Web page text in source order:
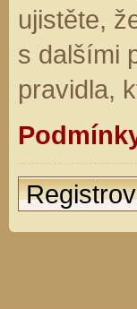
ujistěte,
s dalšími
pravidla,